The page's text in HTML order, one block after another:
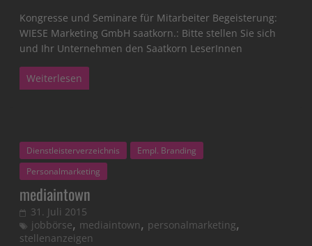
Kongresse und Seminare für Mitarbeiter Begeisterung:
WIESE Marketing GmbH saatkorn.: Bitte stellen Sie sich
und Ihr Unternehmen den Saatkorn LeserInnen
Weiterlesen
Dienstleisterverzeichnis
Empl. Branding
Personalmarketing
mediaintown
31. Juli 2015
jobbörse, mediaintown, personalmarketing,
stellenanzeigen